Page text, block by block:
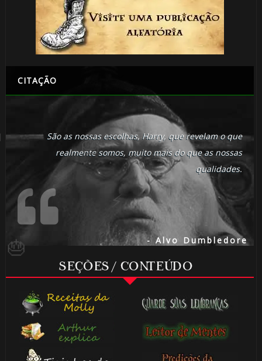
CITAÇÃO
São as nossas escolhas, Harry, que revelam o que
realmente somos, muito mais do que as nossas
qualidades.
- Alvo Dumbledore
SEÇÕES / CONTEÚDO
1️⃣ 8️⃣
🎂